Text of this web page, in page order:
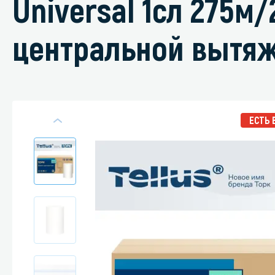
стрипперы
Средства
Средства
Universal 1сл
центральной
ЕСТЬ